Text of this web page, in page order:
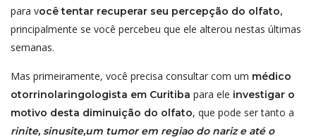
para você tentar recuperar seu percepção do olfato,
principalmente se você percebeu que ele alterou nestas últimas
semanas.
Mas primeiramente, você precisa consultar com um médico
otorrinolaringologista em Curitiba para ele investigar o
motivo desta diminuição do olfato, que pode ser tanto a
rinite, sinusite,um tumor em regiao do nariz e até o